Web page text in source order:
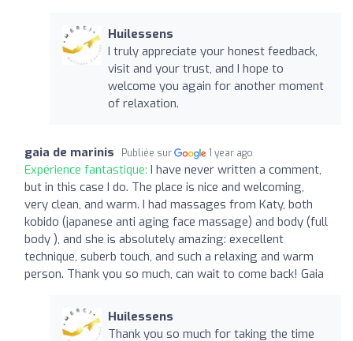
Huilessens
I truly appreciate your honest feedback,
visit and your trust, and I hope to
welcome you again for another moment
of relaxation.
gaia de marinis Publiée sur 1 year ago
Expérience fantastique: I have never written a comment,
but in this case I do. The place is nice and welcoming,
very clean, and warm. I had massages from Katy, both
kobido (japanese anti aging face massage) and body (full
body ), and she is absolutely amazing: execellent
technique, suberb touch, and such a relaxing and warm
person. Thank you so much, can wait to come back! Gaia
Huilessens
Thank you so much for taking the time